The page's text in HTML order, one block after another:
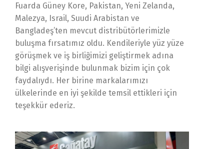
Fuarda Güney Kore, Pakistan, Yeni Zelanda,
Malezya, Israil, Suudi Arabistan ve
Bangladeş’ten mevcut distribütörlerimizle
buluşma fırsatımız oldu. Kendileriyle yüz yüze
görüşmek ve iş birliğimizi geliştirmek adına
bilgi alışverişinde bulunmak bizim için çok
faydalıydı. Her birine markalarımızı
ülkelerinde en iyi şekilde temsil ettikleri için
teşekkür ederiz.